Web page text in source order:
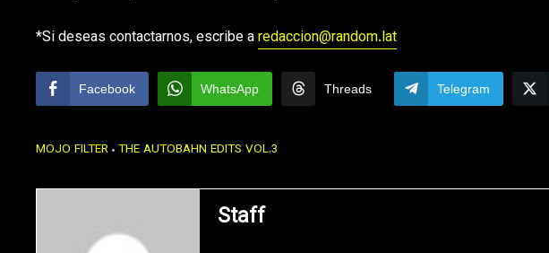
*Si deseas contactarnos, escribe aredaccion@random.lat
Facebook WhatsApp Threads Telegram
MOJO FILTER THE AUTOBAHN EDITS VOL​.​3
Staff